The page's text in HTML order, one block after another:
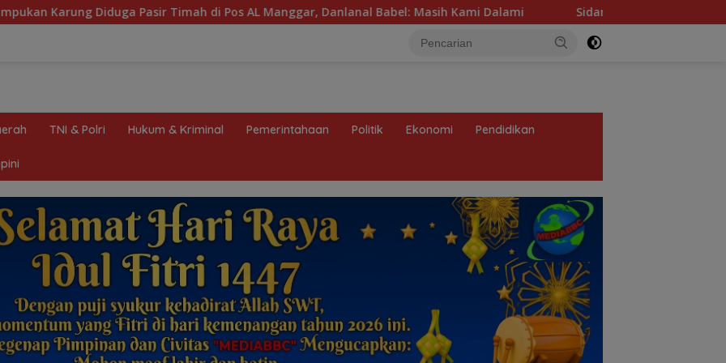
di Pos AL Manggar, Danlanal Babel: Masih Kami Dalami Sidang Kasus Penusukan di Kertapati, Empat Saksi Beri
TNI & Polri Hukum & Kriminal Pemerintahaan Politik Ekonomi Pendidikan